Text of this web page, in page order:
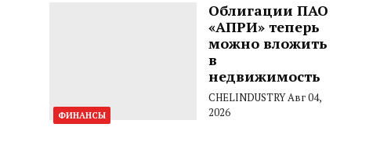
ФИНАНСЫ
Облигации ПАО
«АПРИ» теперь
можно вложить
в
недвижимость
CHELINDUSTRYАвг 04,
2026